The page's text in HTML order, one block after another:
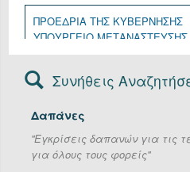
ΠΡΟΕΔΡΙΑ ΤΗΣ ΚΥΒΕΡΝΗΣΗΣ
ΥΠΟΥΡΓΕΙΟ
ΥΠΟΥΡΓΕΙΟ ΑΓΡΟΤΙΚΗΣ
ΥΠΟΥΡΓΕΙΟ ΑΝΑΠΤΥΞΗΣ
ΥΠΟΥΡΓΕΙΟ ΔΙΚΑΙΟΣΥΝΗΣ
ΥΠΟΥΡΓΕΙΟ ΕΞΩΤΕΡΙΚΩΝ
ΥΠΟΥΡΓΕΙΟ ΕΡΓΑΣΙΑΣ ΚΑΙ
ΥΠΟΥΡΓΕΙΟ ΕΣΩΤΕΡΙΚΩΝ
ΥΠΟΥΡΓΕΙΟ ΚΛΙΜΑΤΙΚΗΣ
Συνήθεις
Δαπάνες
''Εγκρίσεις δαπανών για τις
για όλους τους φορείς''